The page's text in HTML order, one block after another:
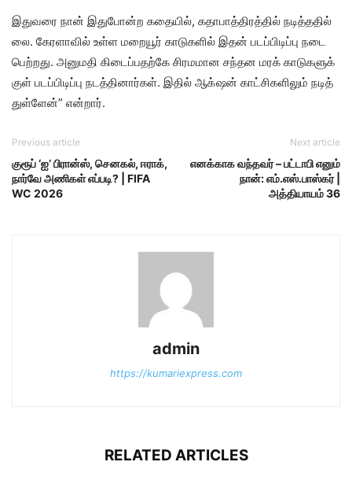
இது​வரை நான் இது​போன்ற கதை​யில், கதா​பாத்​திரத்​தில் நடித்ததில்​
லை. கேரளா​வில் உள்ள மறையூர் காடு​களில் இதன் படப்​பிடிப்பு நடை​
பெற்​றது. அனு​மதி கிடைப்​ப​தற்கே சிரம​மான சந்தன மரக் காடு​களுக்​
குள் படப்​பிடிப்பு நடத்​தி​னார்​கள். இதில் ஆக் ஷன் காட்​சிகளி​லும் நடித்​
துள்​ளேன்” என்​றார்.
Previous article
குரூப் ‘ஐ’ பிரான்ஸ், செனகல், ஈராக்,
நார்வே அணிகள் எப்படி? | FIFA
WC 2026
Next article
எனக்​காக வந்​தவர் – பட்டாபி எனும்
நான்: எம்.எஸ்.பாஸ்கர் |
அத்தியாயம் 36
admin
https://kumariexpress.com
RELATED ARTICLES